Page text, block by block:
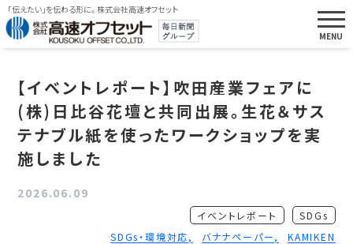
「伝えたい」を伝わる形に。 株式会社高速オフセット
【イベントレポート】吹田産業フェアに
(株)日比谷花壇と共同出展。生花＆サス
テナブル紙を使ったワークショップを実
施しました
2026.06.09
イベントレポート
SDGs
SDGs・環境対応
バナナペーパー KAMIKEN